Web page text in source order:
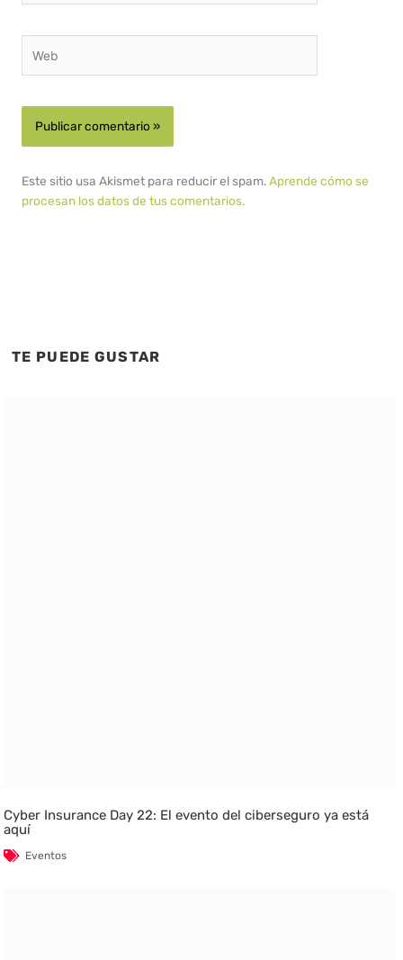
Este sitio usa Akismet para reducir el spam.Aprende cómo se
procesan los datos de tus comentarios.
TE PUEDE GUSTAR
Cyber Insurance Day 22: El evento del ciberseguro ya está
aquí
Eventos